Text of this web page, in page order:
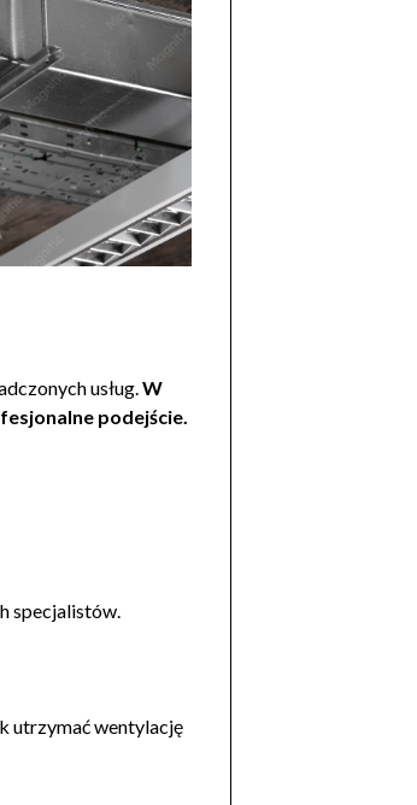
usług.W
podejście.
specjalistów.
utrzymać wentylację